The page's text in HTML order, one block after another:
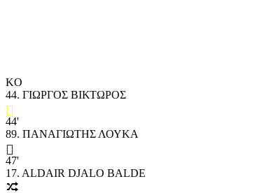
KO
44. ΓΙΩΡΓΟΣ ΒΙΚΤΩΡΟΣ
44'
89. ΠΑΝΑΓΙΩΤΗΣ ΛΟΥΚΑ
47'
17. ALDAIR DJALO BALDE